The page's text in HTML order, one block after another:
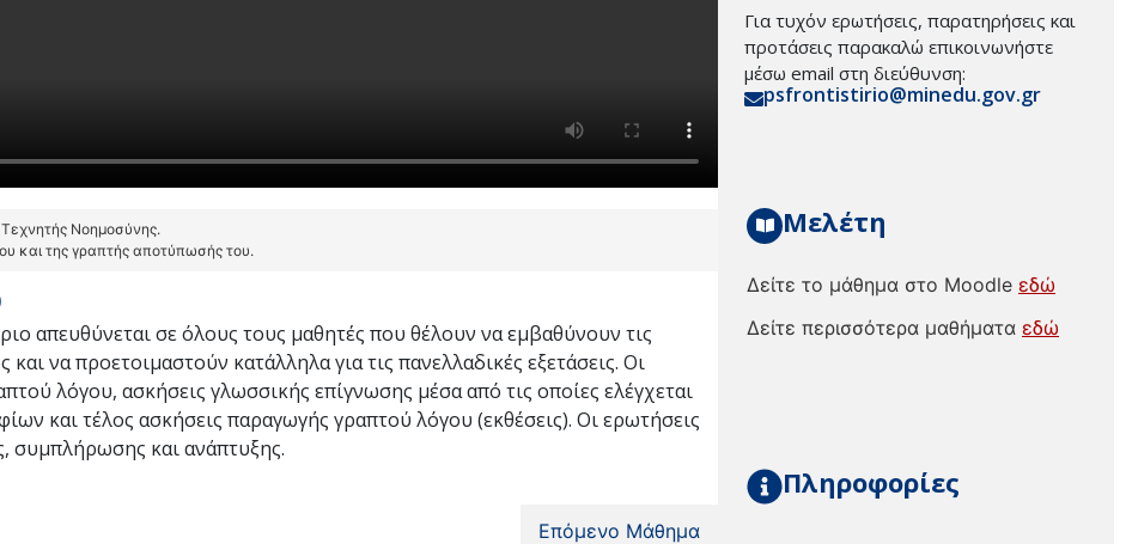
Τεχνητής Νοημοσύνης.
και της γραπτής αποτύπωσής του.
απευθύνεται σε όλους τους μαθητές που θέλουν να εμβαθύνουν τις
να προετοιμαστούν κατάλληλα για τις πανελλαδικές εξετάσεις. Οι
λόγου, ασκήσεις γλωσσικής επίγνωσης μέσα από τις οποίες ελέγχεται
και τέλος ασκήσεις παραγωγής γραπτού λόγου (εκθέσεις). Οι ερωτήσεις
συμπλήρωσης και ανάπτυξης.
Επόμενο Μάθημα
Για τυχόν ερωτήσεις, παρατηρήσεις και
προτάσεις παρακαλώ επικοινωνήστε
μέσω email στη διεύθυνση:
psfrontistirio@minedu.gov.gr
Μελέτη
Δείτε το μάθημα στο Moodle εδώ
Δείτε περισσότερα μαθήματα εδώ
Πληροφορίες